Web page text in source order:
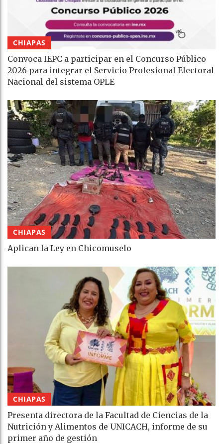
CHIAPAS
Convoca IEPC a participar en el Concurso Público
2026 para integrar el Servicio Profesional Electoral
Nacional del sistema OPLE
CHIAPAS
Aplican la Ley en Chicomuselo
CHIAPAS
Presenta directora de la Facultad de Ciencias de la
Nutrición y Alimentos de UNICACH, informe de su
primer año de gestión